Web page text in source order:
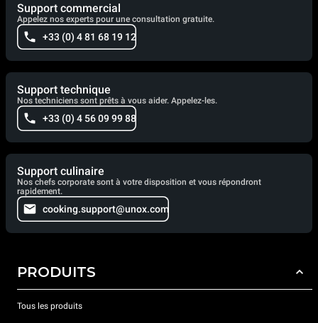
Support commercial
Appelez nos experts pour une consultation gratuite.
+33 (0) 4 81 68 19 12
Support technique
Nos techniciens sont prêts à vous aider. Appelez-les.
+33 (0) 4 56 09 99 88
Support culinaire
Nos chefs corporate sont à votre disposition et vous répondront
rapidement.
cooking.support@unox.com
PRODUITS
Tous les produits